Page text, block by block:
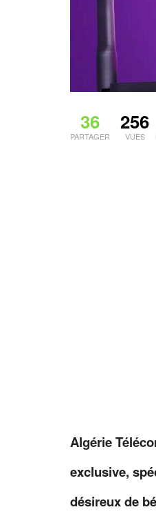
36
PARTAGER
256
VUES
Algérie
exclusive,
désireux de